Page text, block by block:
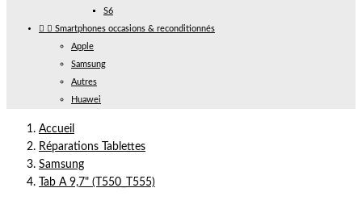
S6
  Smartphones occasions & reconditionnés
Apple
Samsung
Autres
Huawei
Accueil
Réparations Tablettes
Samsung
Tab A 9,7" (T550_T555)